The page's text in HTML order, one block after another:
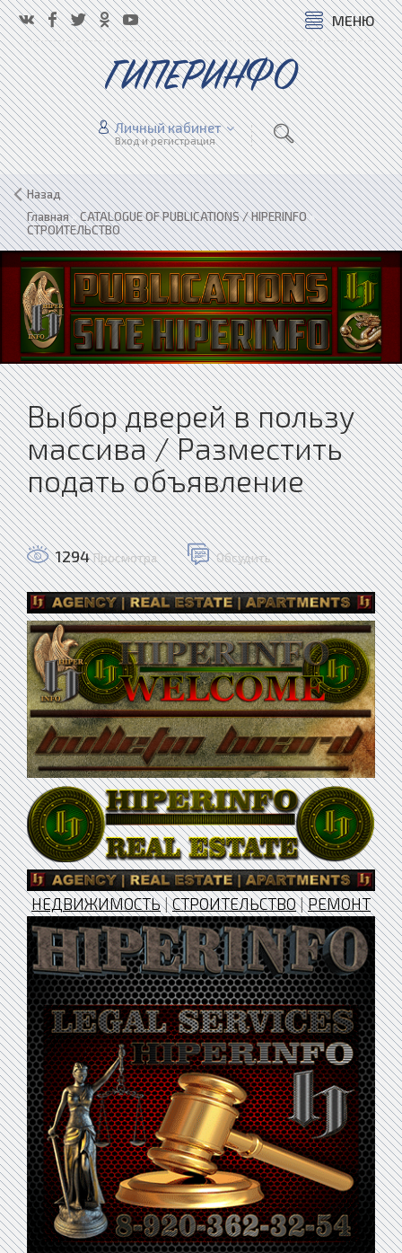
МЕНЮ
ГИПЕРИНФО
Личный кабинет
Вход и регистрация
Назад
Главная»CATALOGUE OF PUBLICATIONS / HIPERINFO»
СТРОИТЕЛЬСТВО
Выбор дверей в пользу
массива / Разместить
подать объявление
1294 Просмотра Обсудить
НЕДВИЖИМОСТЬ|СТРОИТЕЛЬСТВО|РЕМОНТ